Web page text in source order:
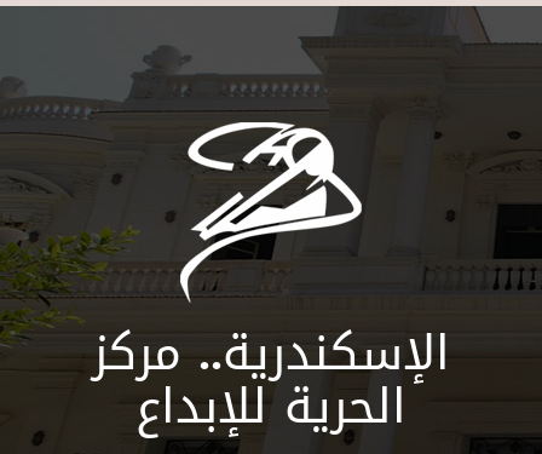
Skip to main content
الإسكندرية.. مركز
الحرية للإبداع